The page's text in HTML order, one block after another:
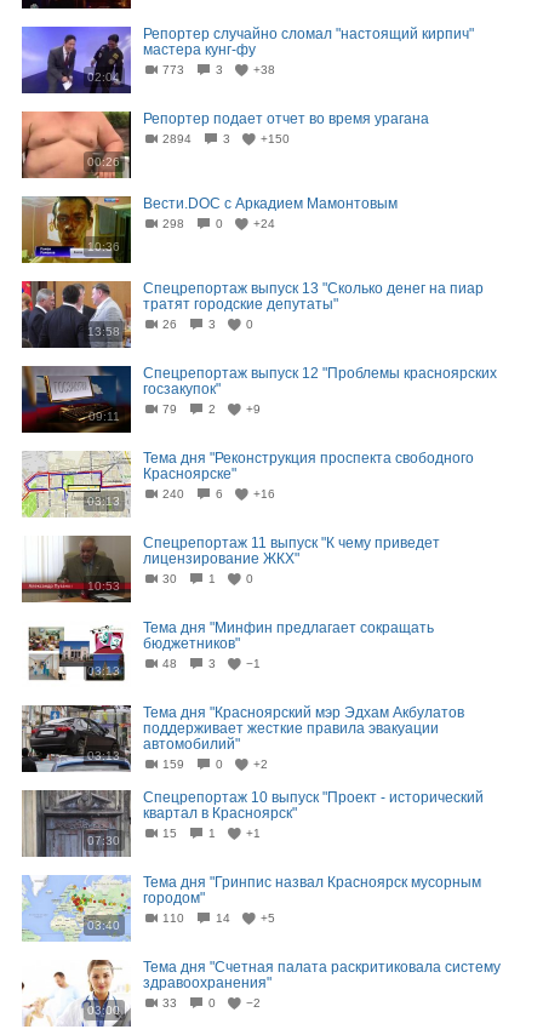
02:04
Репортер случайно сломал "настоящий кирпич"
мастера кунг-фу
773 3 +38
00:26
Репортер подает отчет во время урагана
2894 3 +150
10:36
Вести.DOC с Аркадием Мамонтовым
298 0 +24
13:58
Спецрепортаж выпуск 13 "Сколько денег на пиар
тратят городские депутаты"
26 3 0
09:11
Спецрепортаж выпуск 12 "Проблемы красноярских
госзакупок"
79 2 +9
03:13
Тема дня "Реконструкция проспекта свободного
Красноярске"
240 6 +16
10:53
Спецрепортаж 11 выпуск "К чему приведет
лицензирование ЖКХ"
30 1 0
03:13
Тема дня "Минфин предлагает сокращать
бюджетников"
48 3 −1
03:13
Тема дня "Красноярский мэр Эдхам Акбулатов
поддерживает жесткие правила эвакуации
автомобилий"
159 0 +2
07:30
Спецрепортаж 10 выпуск "Проект - исторический
квартал в Красноярск"
15 1 +1
03:40
Тема дня "Гринпис назвал Красноярск мусорным
городом"
110 14 +5
03:00
Тема дня "Счетная палата раскритиковала систему
здравоохранения"
33 0 −2